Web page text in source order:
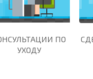
ПО
УХОДУ